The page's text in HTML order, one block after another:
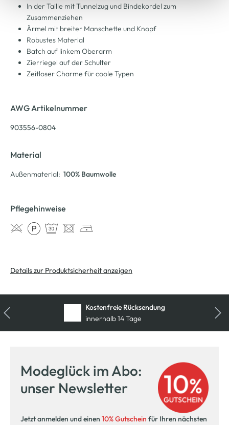
In der Taille mit Tunnelzug und Bindekordel zum
Zusammenziehen
Ärmel mit breiter Manschette und Knopf
Robustes Material
Batch auf linkem Oberarm
Zierriegel auf der Schulter
Zeitloser Charme für coole Typen
AWG Artikelnummer
903556-0804
Material
Außenmaterial: 100% Baumwolle
Pflegehinweise
Details zur Produktsicherheit anzeigen
Kostenfreie Rücksendung
innerhalb 14 Tage
Modeglück im Abo:
unser Newsletter
Jetzt anmelden und einen 10% Gutschein für Ihren nächsten